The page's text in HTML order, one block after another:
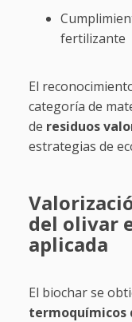
fertilizante
El
categoría de
de residuos
estrategias de
del olivar
aplicada
El biochar se
termoquímicos